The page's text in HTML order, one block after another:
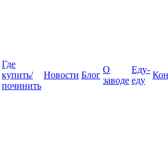
Где
купить/
починить
Новости Блог
О
заводе
Еду-
еду